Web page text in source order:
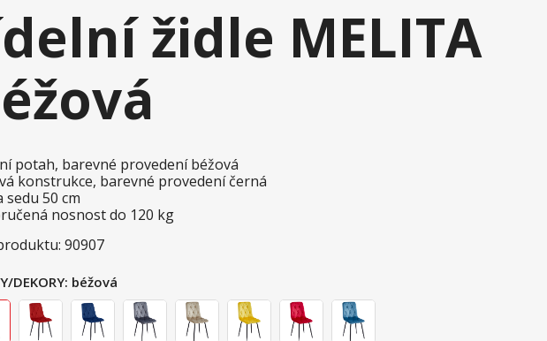
židle MELITA
potah, barevné provedení béžová
konstrukce, barevné provedení černá
sedu 50 cm
nosnost do 120 kg
90907
DEKORY: béžová